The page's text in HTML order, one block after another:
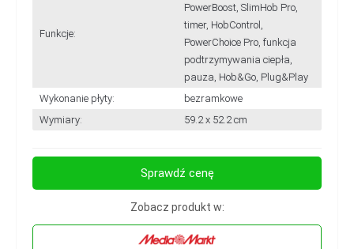
Funkcje:
PowerBoost, SlimHob Pro,
timer, HobControl,
PowerChoice Pro, funkcja
podtrzymywania ciepła,
pauza, Hob&Go, Plug&Play
Wykonanie płyty:
bezramkowe
Wymiary:
59.2 x 52.2 cm
Sprawdź cenę
Zobacz produkt w: